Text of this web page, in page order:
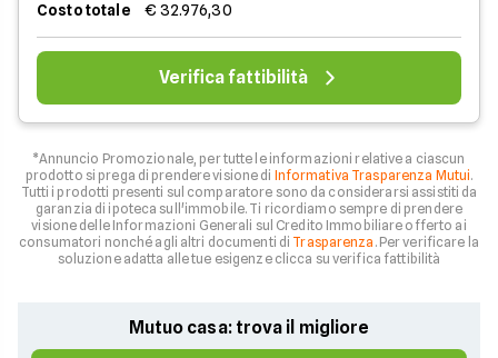
Costo totale
€ 32.976,30
Verifica fattibilità
*Annuncio Promozionale, per tutte le informazioni relative a ciascun
prodotto si prega di prendere visione di Informativa Trasparenza Mutui.
Tutti i prodotti presenti sul comparatore sono da considerarsi assistiti da
garanzia di ipoteca sull'immobile. Ti ricordiamo sempre di prendere
visione delle Informazioni Generali sul Credito Immobiliare offerto ai
consumatori nonché agli altri documenti di Trasparenza . Per verificare la
soluzione adatta alle tue esigenze clicca su verifica fattibilità
Mutuo casa: trova il migliore